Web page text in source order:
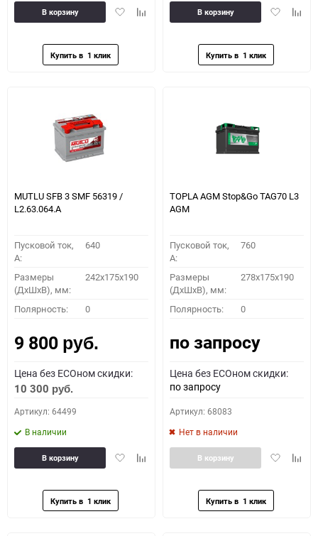
ДобавитьДобавить
В корзину
Добавить
В корзину
MUTLU SFB 3 SMF 56319 /
L2.63.064.А
Пусковой ток,
A:
640
Размеры
(ДхШхВ), мм:
242x175x190
Полярность: 0
9 800 руб.
Цена без ECOном скидки:
10 300 руб.
Артикул: 64499
В наличии
ДобавитьДобавить
В корзину
TOPLA AGM Stop&Go TAG70 L3
AGM
Пусковой ток,
A:
760
Размеры
(ДхШхВ), мм:
278x175x190
Полярность: 0
по запросу
Цена без ECOном скидки:
по запросу
Артикул: 68083
Нет в наличии
Добавить
В корзину